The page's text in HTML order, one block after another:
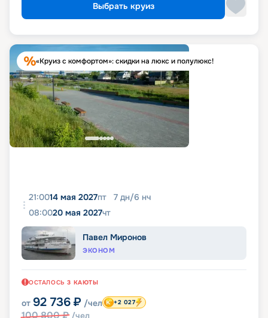
Выбрать круиз
«Круиз с комфортом»: скидки на люкс и полулюкс!
21:0014 мая 2027пт 7 дн/6 нч
08:0020 мая 2027чт
Павел Миронов
ЭКОНОМ
ОСТАЛОСЬ 3 КАЮТЫ
от 92 736 ₽ /чел
100 800₽ /чел
+2 027